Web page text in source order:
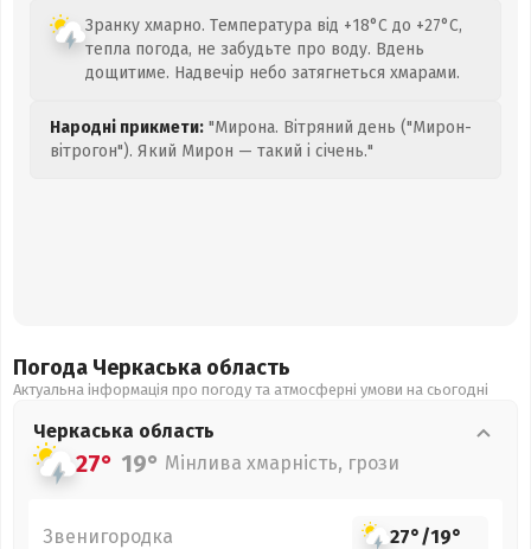
Зранку хмарно. Температура від +18°C до +27°C,
тепла погода, не забудьте про воду. Вдень
дощитиме. Надвечір небо затягнеться хмарами.
Народні прикмети: "Мирона. Вітряний день ("Мирон-
вітрогон"). Який Мирон — такий і січень."
Погода Черкаська область
Актуальна інформація про погоду та атмосферні умови на сьогодні
Черкаська область
27° 19° Мінлива хмарність, грози
Звенигородка 27°/19°